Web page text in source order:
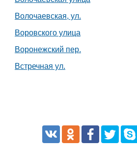
Волочаевская, ул.
Воровского улица
Воронежский пер.
Встречная ул.